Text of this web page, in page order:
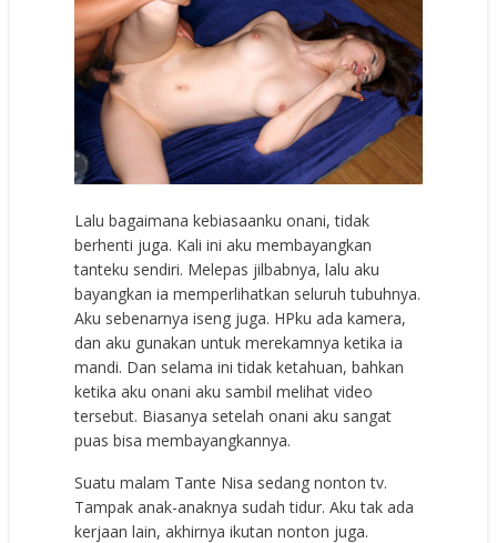
Lalu bagaimana kebiasaanku onani, tidak
berhenti juga. Kali ini aku membayangkan
tanteku sendiri. Melepas jilbabnya, lalu aku
bayangkan ia memperlihatkan seluruh tubuhnya.
Aku sebenarnya iseng juga. HPku ada kamera,
dan aku gunakan untuk merekamnya ketika ia
mandi. Dan selama ini tidak ketahuan, bahkan
ketika aku onani aku sambil melihat video
tersebut. Biasanya setelah onani aku sangat
puas bisa membayangkannya.
Suatu malam Tante Nisa sedang nonton tv.
Tampak anak-anaknya sudah tidur. Aku tak ada
kerjaan lain, akhirnya ikutan nonton juga.